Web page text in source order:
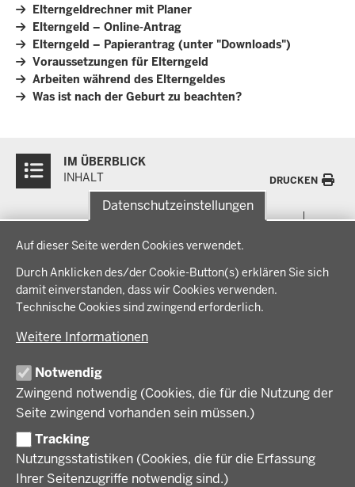
Datenschutzeinstellungen
Auf dieser Seite werden Cookies verwendet.
Durch Anklicken des/der Cookie-Button(s) erklären Sie sich
damit einverstanden, dass wir Cookies verwenden.
Technische Cookies sind zwingend erforderlich.
Weitere Informationen
Notwendig
Zwingend notwendig (Cookies, die für die Nutzung der
Seite zwingend vorhanden sein müssen.)
Tracking
Nutzungsstatistiken (Cookies, die für die Erfassung
Ihrer Seitenzugriffe notwendig sind.)
Elterngeldrechner mit Planer
Elterngeld – Online-Antrag
Elterngeld – Papierantrag (unter "Downloads")
Voraussetzungen für Elterngeld
Arbeiten während des Elterngeldes
Was ist nach der Geburt zu beachten?
Inhalte
IM ÜBERBLICK
INHALT
DRUCKEN
der
Fußzeile
THEMEN
Bauen, Planen und Verkehr
Bildung, Schule und Sport
Regionalplanung und Regionalrat
Wirtschaft, Kultur und Kommunales
IM FOKUS
Energiewende AG
Zusammenarbeit mit den Niederlanden
BEZIRKSREGIERUNG
Regierungsbezirk Münster
Geschichte und Gegenwart
Behördenleitung
Förderlotsinnen und Förderlotsen
KARRIERE UND AUSBILDUNG
Stellenangebote
Ausbildung
Volljurist:in
VERFAHREN UND BEKANNTMACHUNGEN